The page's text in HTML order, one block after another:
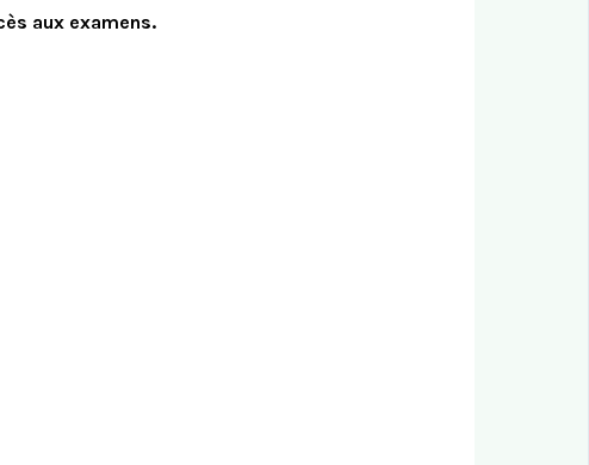
aux examens.